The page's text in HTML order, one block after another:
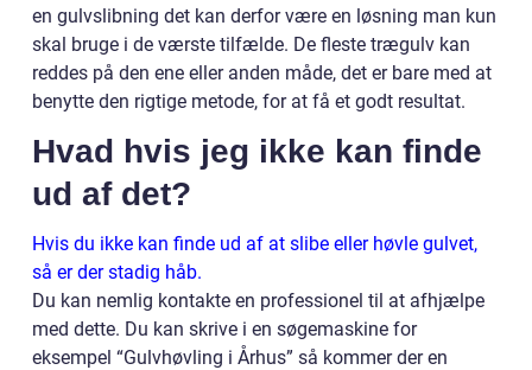
en gulvslibning det kan derfor være en løsning man kun
skal bruge i de værste tilfælde. De fleste trægulv kan
reddes på den ene eller anden måde, det er bare med at
benytte den rigtige metode, for at få et godt resultat.
Hvad hvis jeg ikke kan finde
ud af det?
Hvis du ikke kan finde ud af at slibe eller høvle gulvet,
så er der stadig håb.
Du kan nemlig kontakte en professionel til at afhjælpe
med dette. Du kan skrive i en søgemaskine for
eksempel “Gulvhøvling i Århus” så kommer der en